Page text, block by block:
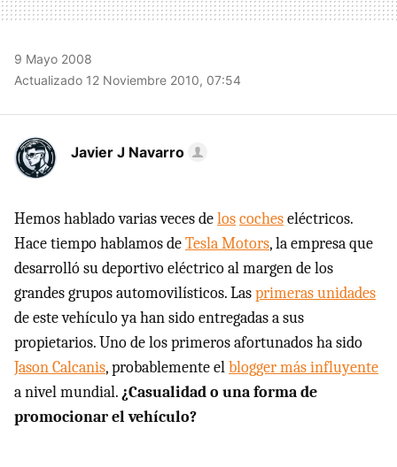
9 Mayo 2008
Actualizado 12 Noviembre 2010, 07:54
Javier J Navarro
Hemos hablado varias veces deloscocheseléctricos.
Hace tiempo hablamos deTesla Motors, la empresa que
desarrolló su deportivo eléctrico al margen de los
grandes grupos automovilísticos. Lasprimeras unidades
de este vehículo ya han sido entregadas a sus
propietarios. Uno de los primeros afortunados ha sido
Jason Calcanis, probablemente elblogger más influyente
a nivel mundial. ¿Casualidad o una forma de
promocionar el vehículo?